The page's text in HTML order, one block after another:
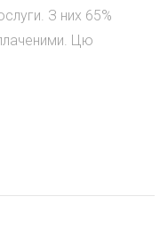
З них 65%
Цю